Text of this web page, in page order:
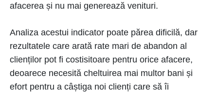
afacerea și nu mai generează venituri.
Analiza acestui indicator poate părea dificilă, dar
rezultatele care arată rate mari de abandon al
clienților pot fi costisitoare pentru orice afacere,
deoarece necesită cheltuirea mai multor bani și
efort pentru a câștiga noi clienți care să îi